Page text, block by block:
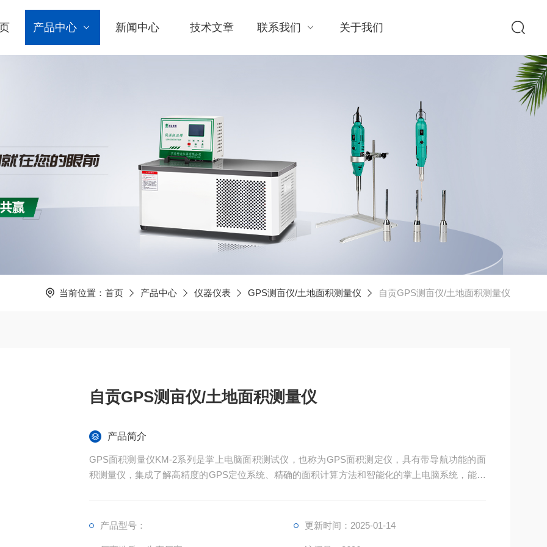
产品中心 新闻中心 技术文章 联系我们 关于我们
当前位置： 首页 产品中心 仪器仪表 GPS测亩仪/土地面积测量仪 自贡GPS测亩仪/土地面积测量仪
自贡GPS测亩仪/土地面积测量仪
产品简介
GPS面积测量仪KM-2系列是掌上电脑面积测试仪，也称为GPS面积测定仪，具有带导航功能的面
积测量仪，集成了解高精度的GPS定位系统、精确的面积计算方法和智能化的掌上电脑系统，能实
产品型号： 更新时间：2025-01-14